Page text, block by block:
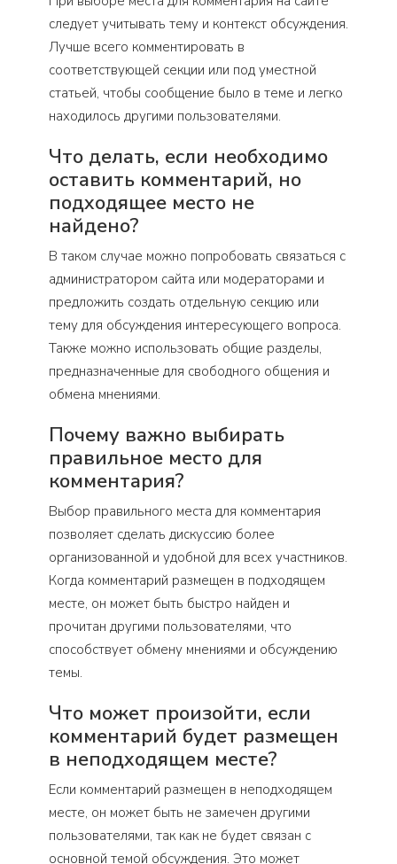
следует учитывать тему и контекст обсуждения.
Лучше всего комментировать в
соответствующей секции или под уместной
статьей, чтобы сообщение было в теме и легко
находилось другими пользователями.
Что делать, если необходимо
оставить комментарий, но
подходящее место не
найдено?
В таком случае можно попробовать связаться с
администратором сайта или модераторами и
предложить создать отдельную секцию или
тему для обсуждения интересующего вопроса.
Также можно использовать общие разделы,
предназначенные для свободного общения и
обмена мнениями.
Почему важно выбирать
правильное место для
комментария?
Выбор правильного места для комментария
позволяет сделать дискуссию более
организованной и удобной для всех участников.
Когда комментарий размещен в подходящем
месте, он может быть быстро найден и
прочитан другими пользователями, что
способствует обмену мнениями и обсуждению
темы.
Что может произойти, если
комментарий будет размещен
в неподходящем месте?
Если комментарий размещен в неподходящем
месте, он может быть не замечен другими
пользователями, так как не будет связан с
основной темой обсуждения. Это может